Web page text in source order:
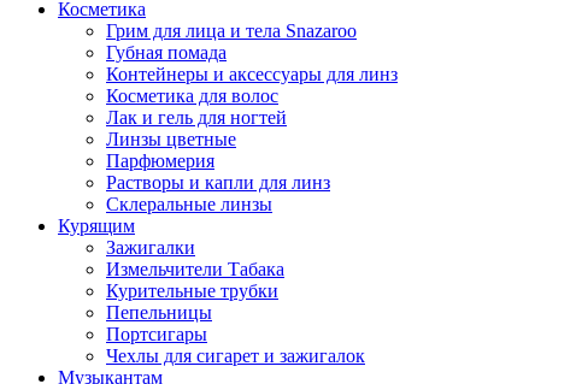
Косметика
Грим для лица и тела Snazaroo
Губная помада
Контейнеры и аксессуары для линз
Косметика для волос
Лак и гель для ногтей
Линзы цветные
Парфюмерия
Растворы и капли для линз
Склеральные линзы
Курящим
Зажигалки
Измельчители Табака
Курительные трубки
Пепельницы
Портсигары
Чехлы для сигарет и зажигалок
Музыкантам